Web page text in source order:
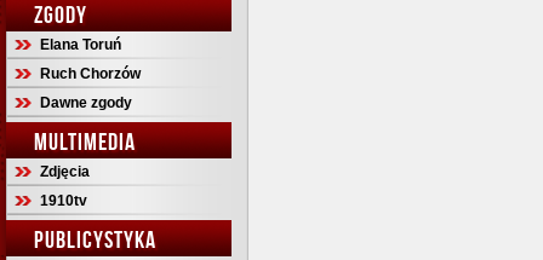
ZGODY
Elana Toruń
Ruch Chorzów
Dawne zgody
MULTIMEDIA
Zdjęcia
1910tv
PUBLICYSTYKA